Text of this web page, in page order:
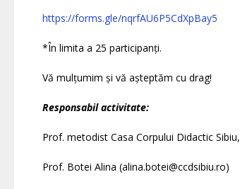
https://forms.gle/nqrfAU6P5CdXpBay5
*În limita a 25 participanți.
Vă mulțumim și vă așteptăm cu drag!
Responsabil activitate:
Prof. metodist Casa Corpului Didactic Sibiu,
Prof. Botei Alina (alina.botei@ccdsibiu.ro)